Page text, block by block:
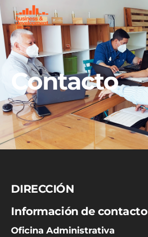
Skip
to
content
Contacto
DIRECCIÓN
Información de contacto
Oficina Administrativa